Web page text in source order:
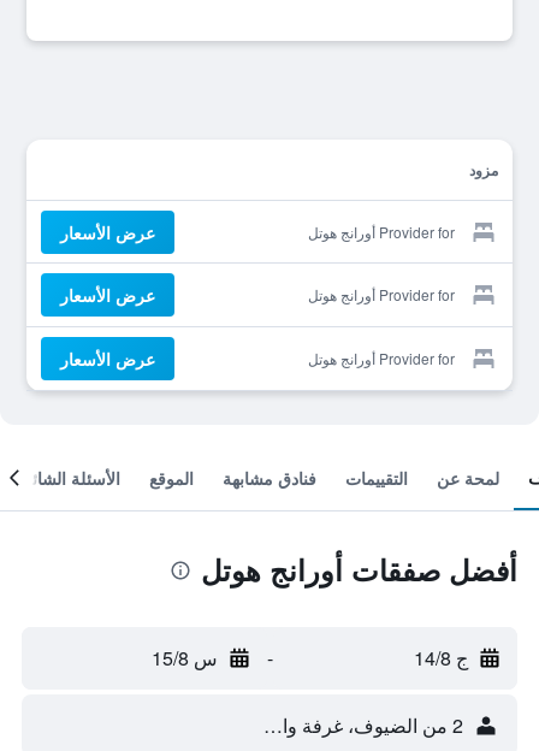
مزود
Provider for أورانج هوتل عرض الأسعار
Provider for أورانج هوتل عرض الأسعار
Provider for أورانج هوتل عرض الأسعار
لمحة عن التقييمات فنادق مشابهة الموقع الأسئلة الشائعة
أفضل صفقات أورانج هوتل
ج 14/8 - س 15/8
2 من الضيوف، غرفة واحدة